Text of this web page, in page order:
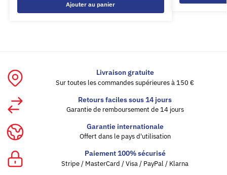
Ajouter au panier
Livraison gratuite
Sur toutes les commandes supérieures à 150 €
Retours faciles sous 14 jours
Garantie de remboursement de 14 jours
Garantie internationale
Offert dans le pays d'utilisation
Paiement 100% sécurisé
Stripe / MasterCard / Visa / PayPal / Klarna